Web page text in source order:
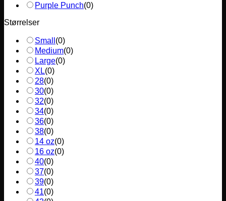
Purple Punch(0)
Størrelser
Small (0)
Medium(0)
Large(0)
XL(0)
28(0)
30(0)
32(0)
34(0)
36(0)
38(0)
14 oz(0)
16 oz(0)
40(0)
37(0)
39(0)
41(0)